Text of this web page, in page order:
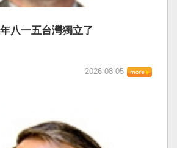
八一五台灣獨立了
2026-08-05